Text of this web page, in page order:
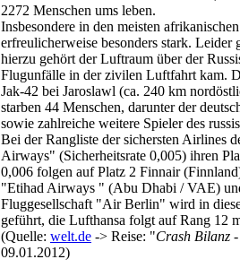
2272 Menschen ums leben.
Insbesondere in den meisten
erfreulicherweise besonders stark. Leider
hierzu gehört der Luftraum über der
Flugunfälle in der zivilen Luftfahrt kam.
Jak-42 bei Jaroslawl (ca. 240 km
starben 44 Menschen, darunter der
sowie zahlreiche weitere Spieler des
Bei der Rangliste der sichersten Airlines
Airways" (Sicherheitsrate 0,005) ihren
0,006 folgen auf Platz 2 Finnair
"Etihad Airways " (Abu Dhabi / VAE)
Fluggesellschaft "Air Berlin" wird in
geführt, die Lufthansa folgt auf Rang 12
(Quelle: welt.de -> Reise: "Crash Bilanz
09.01.2012)